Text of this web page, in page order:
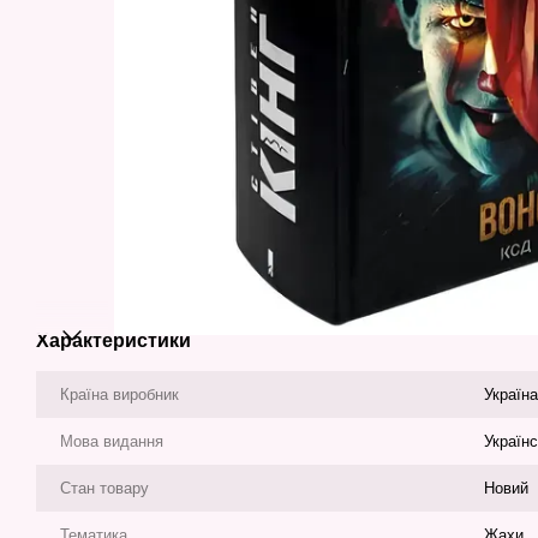
Характеристики
Країна виробник Україна
Мова видання
Стан товару Новий